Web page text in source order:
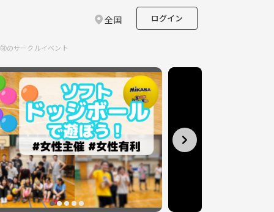
全国 ログイン
のサークルイベント